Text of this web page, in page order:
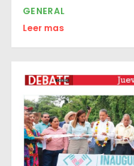
GENERAL
Leer mas